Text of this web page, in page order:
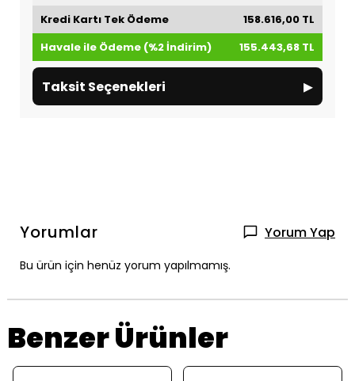
Kredi Kartı Tek Ödeme
158.616,00 TL
Havale ile Ödeme (%2 İndirim)
155.443,68 TL
Taksit Seçenekleri ▸
Yorumlar Yorum Yap
Bu ürün için henüz yorum yapılmamış.
Benzer Ürünler